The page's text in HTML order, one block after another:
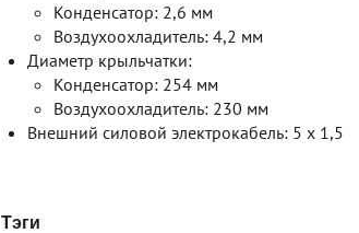
Конденсатор: 2,6 мм
Воздухоохладитель: 4,2 мм
Диаметр крыльчатки:
Конденсатор: 254 мм
Воздухоохладитель: 230 мм
Внешний силовой электрокабель: 5 х 1,5
Тэги